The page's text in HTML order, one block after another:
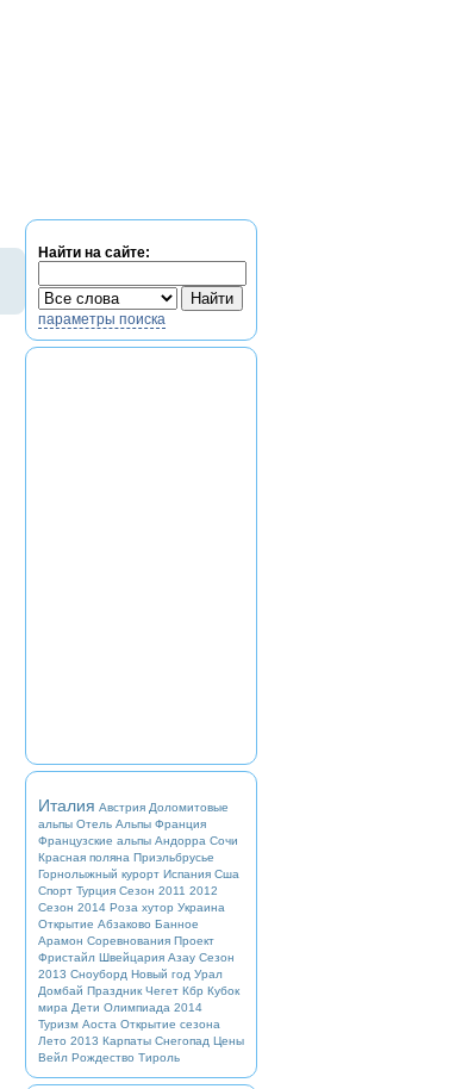
Найти на сайте:
параметры поиска
Италия Австрия Доломитовые
альпы Отель Альпы Франция
Французские альпы Андорра Сочи
Красная поляна Приэльбрусье
Горнолыжный курорт Испания Сша
Спорт Турция Сезон 2011 2012
Сезон 2014 Роза хутор Украина
Открытие Абзаково Банное
Арамон Соревнования Проект
Фристайл Швейцария Азау Сезон
2013 Сноуборд Новый год Урал
Домбай Праздник Чегет Кбр Кубок
мира Дети Олимпиада 2014
Туризм Аоста Открытие сезона
Лето 2013 Карпаты Снегопад Цены
Вейл Рождество Тироль